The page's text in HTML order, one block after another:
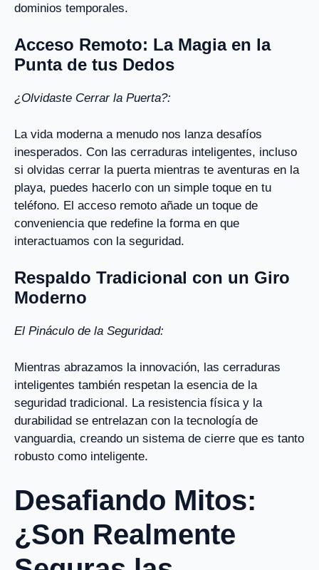
dominios temporales.
Acceso Remoto: La Magia en la
Punta de tus Dedos
¿Olvidaste Cerrar la Puerta?:
La vida moderna a menudo nos lanza desafíos
inesperados. Con las cerraduras inteligentes, incluso
si olvidas cerrar la puerta mientras te aventuras en la
playa, puedes hacerlo con un simple toque en tu
teléfono. El acceso remoto añade un toque de
conveniencia que redefine la forma en que
interactuamos con la seguridad.
Respaldo Tradicional con un Giro
Moderno
El Pináculo de la Seguridad:
Mientras abrazamos la innovación, las cerraduras
inteligentes también respetan la esencia de la
seguridad tradicional. La resistencia física y la
durabilidad se entrelazan con la tecnología de
vanguardia, creando un sistema de cierre que es tanto
robusto como inteligente.
Desafiando Mitos:
¿Son Realmente